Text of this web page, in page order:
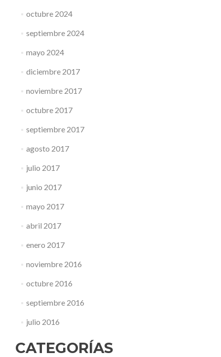
octubre 2024
septiembre 2024
mayo 2024
diciembre 2017
noviembre 2017
octubre 2017
septiembre 2017
agosto 2017
julio 2017
junio 2017
mayo 2017
abril 2017
enero 2017
noviembre 2016
octubre 2016
septiembre 2016
julio 2016
CATEGORÍAS